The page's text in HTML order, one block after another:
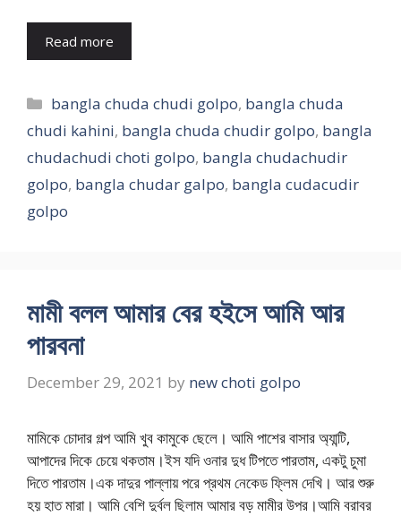
Read more
Categories
bangla chuda chudi golpo, bangla chuda
chudi kahini, bangla chuda chudir golpo, bangla
chudachudi choti golpo, bangla chudachudir
golpo, bangla chudar galpo, bangla cudacudir
golpo
মামী বলল আমার বের হইসে আমি আর
পারবনা
December 29, 2021 by new choti golpo
মামিকে চোদার গল্প আমি খুব কামুকে ছেলে। আমি পাশের বাসার অ্যান্টি,
আপাদের দিকে চেয়ে থকতাম।ইস যদি ওনার দুধ টিপতে পারতাম, একটু চুমা
দিতে পারতাম।এক দাদুর পাল্লায় পরে প্রথম নেকেড ফ্লিম দেখি। আর শুরু
হয় হাত মারা। আমি বেশি দুর্বল ছিলাম আমার বড় মামীর উপর।আমি বরাবর